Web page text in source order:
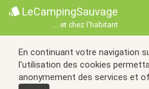
LeCampingSauvage
... et chez l'habitant
En continuant votre navigation
l'utilisation des cookies
anonymement des services et